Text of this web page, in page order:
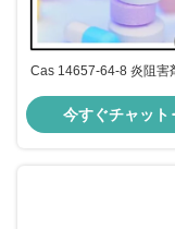
Cas 14657-64-8 炎阻害
プロパノ酸 L1111液体
今すぐチャット